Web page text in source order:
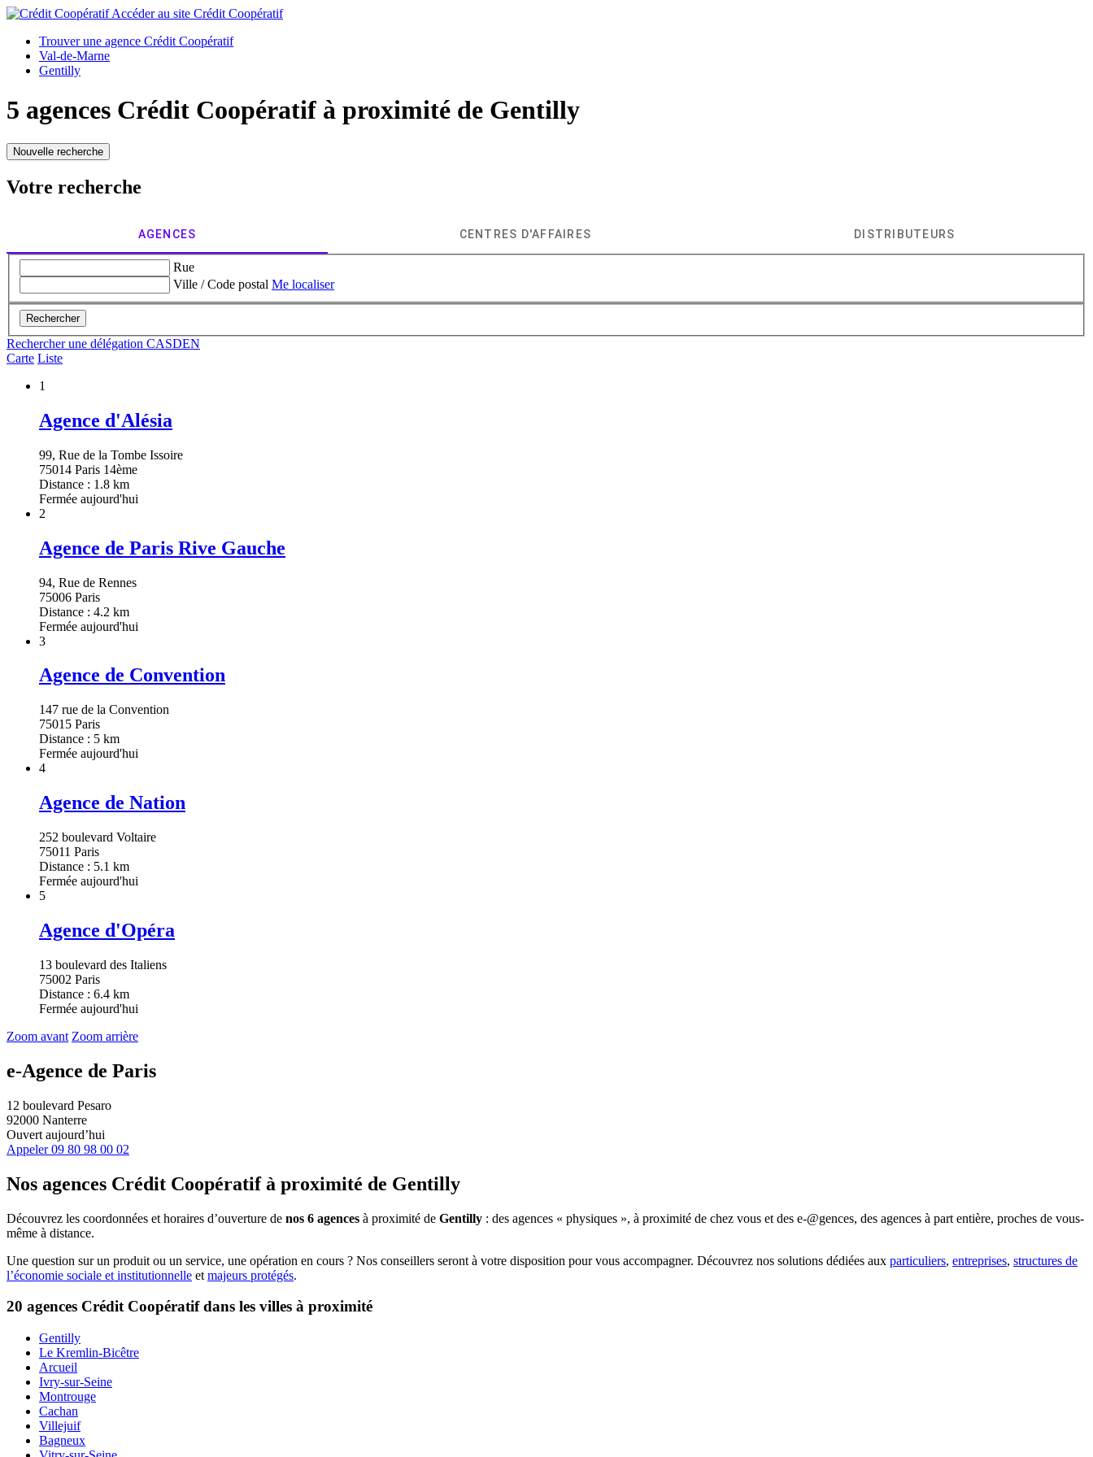
Accéder au site Crédit Coopératif
Trouver une agence Crédit Coopératif
Val-de-Marne
Gentilly
5 agences Crédit Coopératif à proximité de Gentilly
Nouvelle recherche
Votre recherche
AGENCES CENTRES D'AFFAIRES DISTRIBUTEURS
Rue
Ville / Code postal Me localiser
Rechercher
Rechercher une délégation CASDEN
Carte Liste
1
Agence d'Alésia
99, Rue de la Tombe Issoire
75014 Paris 14ème
Distance : 1.8 km
Fermée aujourd'hui
2
Agence de Paris Rive Gauche
94, Rue de Rennes
75006 Paris
Distance : 4.2 km
Fermée aujourd'hui
3
Agence de Convention
147 rue de la Convention
75015 Paris
Distance : 5 km
Fermée aujourd'hui
4
Agence de Nation
252 boulevard Voltaire
75011 Paris
Distance : 5.1 km
Fermée aujourd'hui
5
Agence d'Opéra
13 boulevard des Italiens
75002 Paris
Distance : 6.4 km
Fermée aujourd'hui
Zoom avant Zoom arrière
e-Agence de Paris
12 boulevard Pesaro
92000 Nanterre
Ouvert aujourd’hui
Appeler 09 80 98 00 02
Nos agences Crédit Coopératifà proximité de Gentilly
Découvrez les coordonnées et horaires d’ouverture de nos 6 agences à proximité de Gentilly : des agences « physiques », à proximité de chez vous et des e-@gences, des agences à part entière, proches de vous-
même à distance.
Une question sur un produit ou un service, une opération en cours ? Nos conseillers seront à votre disposition pour vous accompagner. Découvrez nos solutions dédiées aux particuliers, entreprises, structures de
l’économie sociale et institutionnelle et majeurs protégés.
20 agences Crédit Coopératif dans les villes à proximité
Gentilly
Le Kremlin-Bicêtre
Arcueil
Ivry-sur-Seine
Montrouge
Cachan
Villejuif
Bagneux